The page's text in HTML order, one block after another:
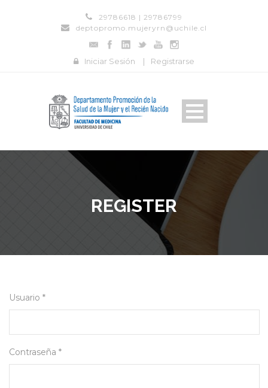
29786618 | 29786799
deptopromo.mujeryrn@uchile.cl
Iniciar Sesión | Registrarse
REGISTER
Usuario *
Contraseña *